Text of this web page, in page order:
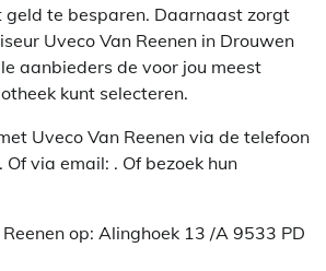
te besparen. Daarnaast zorgt
Uveco Van Reenen in Drouwen
aanbieders de voor jou meest
kunt selecteren.
Uveco Van Reenen via de telefoon
via email: . Of bezoek hun
Reenen op: Alinghoek 13 /A 9533 PD